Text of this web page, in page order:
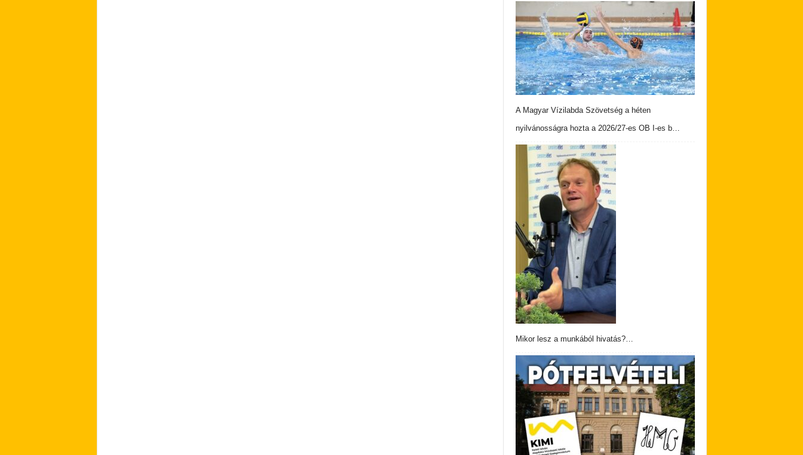
A Magyar Vízilabda Szövetség a héten
nyilvánosságra hozta a 2026/27-es OB I-es b…
Mikor lesz a munkából hivatás?…